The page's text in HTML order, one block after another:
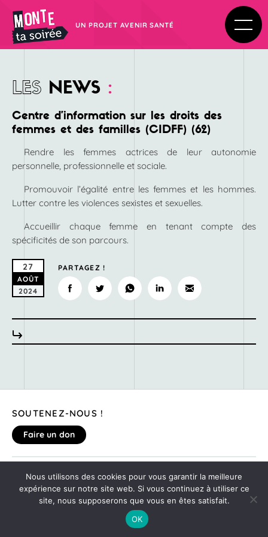
UN PROJET AVENIR SANTÉ
LES NEWS :
Centre d’information sur les droits des
femmes et des familles (CIDFF) (62)
Rendre les femmes actrices de leur autonomie
personnelle, professionnelle et sociale.
Promouvoir l’égalité entre les femmes et les hommes.
Lutter contre les violences sexistes et sexuelles.
Accueillir chaque femme en tenant compte des
spécificités de son parcours.
27
AOÛT
2024
PARTAGEZ !
SOUTENEZ-NOUS !
Faire un don
MENTIONS LÉGALES
DONNEZ VOTRE AVIS SUR LE SITE
MONTE TA SOIRÉE
Nous utilisons des cookies pour vous garantir la meilleure
expérience sur notre site web. Si vous continuez à utiliser ce
site, nous supposerons que vous en êtes satisfait.
OK